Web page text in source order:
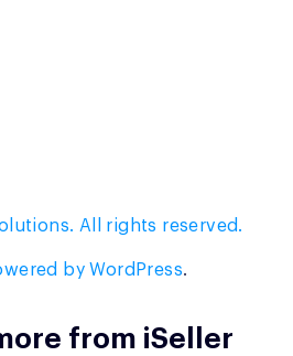
All rights reserved.
by WordPress.
from iSeller